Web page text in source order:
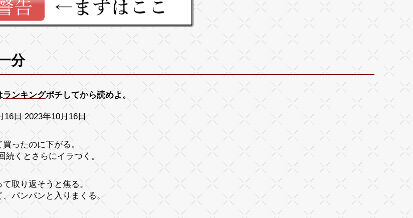
分
ランキングポチしてから読めよ。
16日 2023年10月16日
買ったのに下がる。
続くとさらにイラつく。
取り返そうと焦る。
、パンパンと入りまくる。